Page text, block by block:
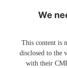
We
This content is
disclosed to the
with their